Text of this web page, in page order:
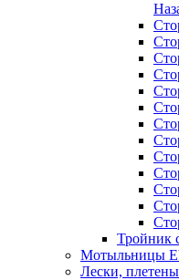
Тройник
Мотыльницы
Лески,